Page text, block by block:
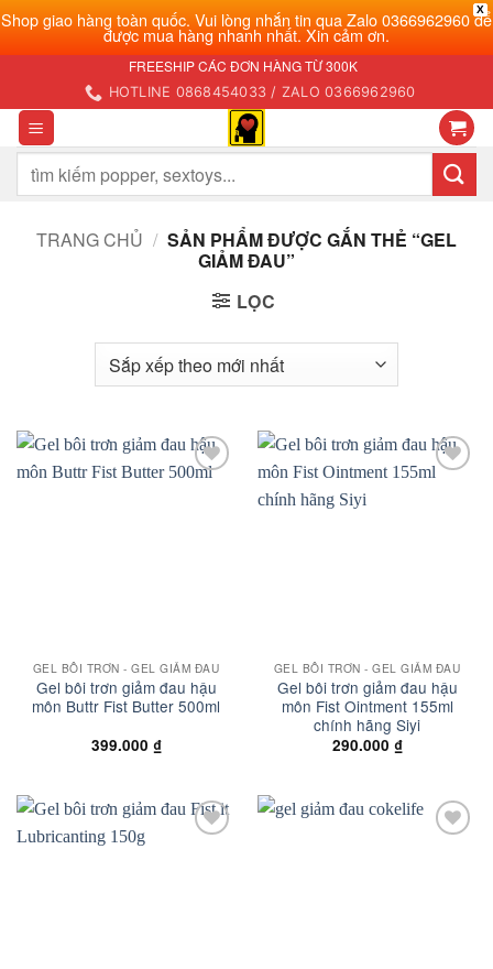
X
Shop giao hàng toàn quốc. Vui lòng nhắn tin qua Zalo 0366962960 để
được mua hàng nhanh nhất. Xin cảm ơn.
nội
dung
FREESHIP CÁC ĐƠN HÀNG TỪ 300K
HOTLINE 0868454033 / ZALO 0366962960
Tìm
kiếm:
TRANG CHỦ / SẢN PHẨM ĐƯỢC GẮN THẺ “GEL
GIẢM ĐAU”
LỌC
GEL BÔI TRƠN - GEL GIẢM ĐAU
Gel bôi trơn giảm đau hậu
môn Buttr Fist Butter 500ml
399.000 ₫
GEL BÔI TRƠN - GEL GIẢM ĐAU
Gel bôi trơn giảm đau hậu
môn Fist Ointment 155ml
chính hãng Siyi
290.000 ₫